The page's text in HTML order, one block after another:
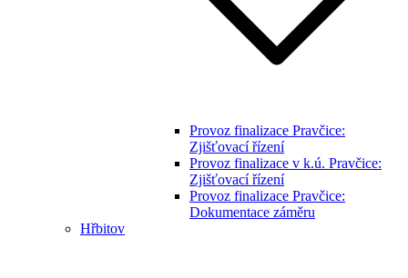
Provoz finalizace Pravčice:
Zjišťovací řízení
Provoz finalizace v k.ú. Pravčice:
Zjišťovací řízení
Provoz finalizace Pravčice:
Dokumentace záměru
Hřbitov